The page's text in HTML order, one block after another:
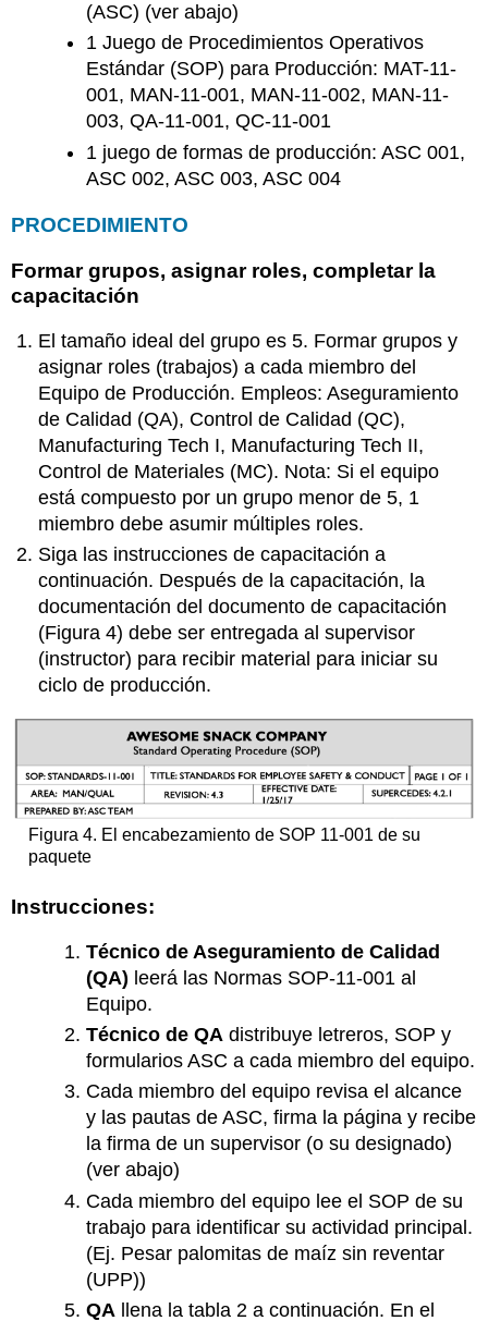
(ASC) (ver abajo)
1 Juego de Procedimientos Operativos
Estándar (SOP) para Producción: MAT-11-
001, MAN-11-001, MAN-11-002, MAN-11-
003, QA-11-001, QC-11-001
1 juego de formas de producción: ASC 001,
ASC 002, ASC 003, ASC 004
PROCEDIMIENTO
Formar grupos, asignar roles, completar la
capacitación
El tamaño ideal del grupo es 5. Formar grupos y
asignar roles (trabajos) a cada miembro del
Equipo de Producción. Empleos: Aseguramiento
de Calidad (QA), Control de Calidad (QC),
Manufacturing Tech I, Manufacturing Tech II,
Control de Materiales (MC). Nota: Si el equipo
está compuesto por un grupo menor de 5, 1
miembro debe asumir múltiples roles.
Siga las instrucciones de capacitación a
continuación. Después de la capacitación, la
documentación del documento de capacitación
(Figura 4) debe ser entregada al supervisor
(instructor) para recibir material para iniciar su
ciclo de producción.
Figura 4. El encabezamiento de SOP 11-001 de su
paquete
Instrucciones:
Técnico de Aseguramiento de Calidad
(QA) leerá las Normas SOP-11-001 al
Equipo.
Técnico de QA distribuye letreros, SOP y
formularios ASC a cada miembro del equipo.
Cada miembro del equipo revisa el alcance
y las pautas de ASC, firma la página y recibe
la firma de un supervisor (o su designado)
(ver abajo)
Cada miembro del equipo lee el SOP de su
trabajo para identificar su actividad principal.
(Ej. Pesar palomitas de maíz sin reventar
(UPP))
QA llena la tabla 2 a continuación. En el